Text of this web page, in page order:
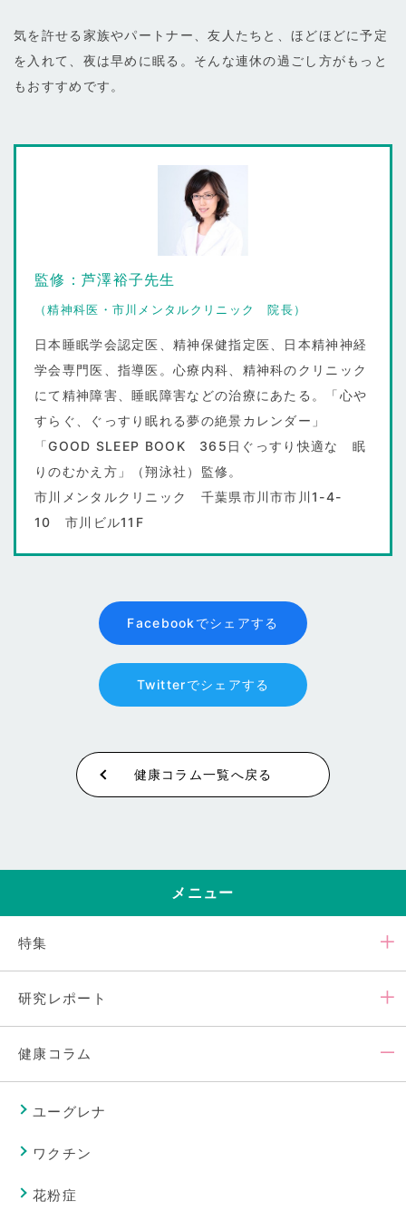
気を許せる家族やパートナー、友人たちと、ほどほどに予定
を入れて、夜は早めに眠る。そんな連休の過ごし方がもっと
もおすすめです。
監修：芦澤裕子先生
（精神科医・市川メンタルクリニック 院長）
日本睡眠学会認定医、精神保健指定医、日本精神神経
学会専門医、指導医。心療内科、精神科のクリニック
にて精神障害、睡眠障害などの治療にあたる。「心や
すらぐ、ぐっすり眠れる夢の絶景カレンダー」
「GOOD SLEEP BOOK 365日ぐっすり快適な 眠
りのむかえ方」（翔泳社）監修。
市川メンタルクリニック 千葉県市川市市川1-4-
10 市川ビル11F
Facebookでシェアする
Twitterでシェアする
健康コラム一覧へ戻る
メニュー
特集
研究レポート
健康コラム
ユーグレナ
ワクチン
花粉症